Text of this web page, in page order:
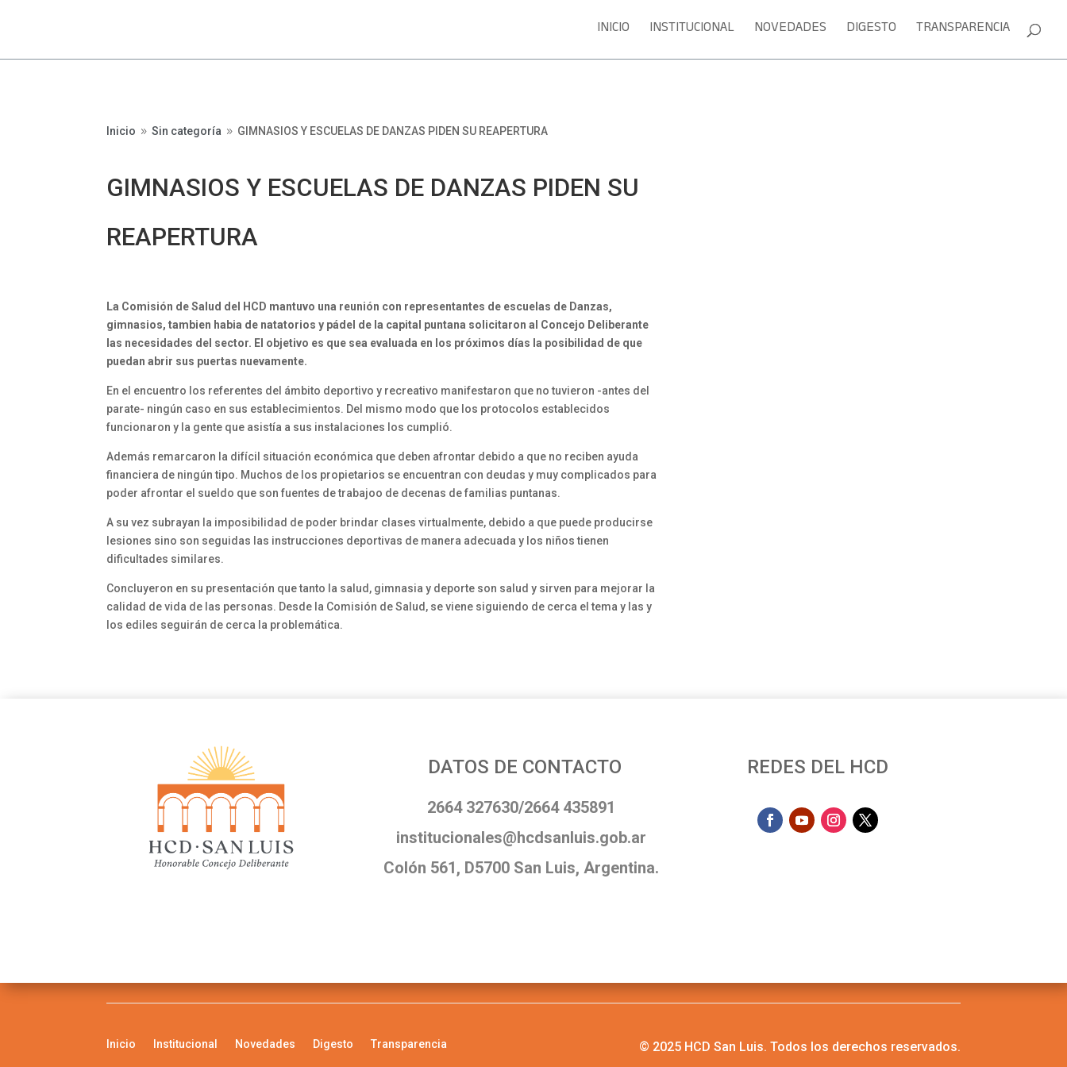
INICIO INSTITUCIONAL NOVEDADES DIGESTO TRANSPARENCIA
Inicio 9 Sin categoría 9 GIMNASIOS Y ESCUELAS DE DANZAS PIDEN SU REAPERTURA
GIMNASIOS Y ESCUELAS DE DANZAS PIDEN SU
REAPERTURA
La Comisión de Salud del HCD mantuvo una reunión con representantes de escuelas de Danzas,
gimnasios, tambien habia de natatorios y pádel de la capital puntana solicitaron al Concejo Deliberante
las necesidades del sector. El objetivo es que sea evaluada en los próximos días la posibilidad de que
puedan abrir sus puertas nuevamente.
En el encuentro los referentes del ámbito deportivo y recreativo manifestaron que no tuvieron -antes del
parate- ningún caso en sus establecimientos. Del mismo modo que los protocolos establecidos
funcionaron y la gente que asistía a sus instalaciones los cumplió.
Además remarcaron la difícil situación económica que deben afrontar debido a que no reciben ayuda
financiera de ningún tipo. Muchos de los propietarios se encuentran con deudas y muy complicados para
poder afrontar el sueldo que son fuentes de trabajoo de decenas de familias puntanas.
A su vez subrayan la imposibilidad de poder brindar clases virtualmente, debido a que puede producirse
lesiones sino son seguidas las instrucciones deportivas de manera adecuada y los niños tienen
dificultades similares.
Concluyeron en su presentación que tanto la salud, gimnasia y deporte son salud y sirven para mejorar la
calidad de vida de las personas. Desde la Comisión de Salud, se viene siguiendo de cerca el tema y las y
los ediles seguirán de cerca la problemática.
DATOS DE CONTACTO
2664 327630/2664 435891
institucionales@hcdsanluis.gob.ar
Colón 561, D5700 San Luis, Argentina.
REDES DEL HCD
Inicio Institucional Novedades Digesto Transparencia © 2025 HCD San Luis. Todos los derechos reservados.